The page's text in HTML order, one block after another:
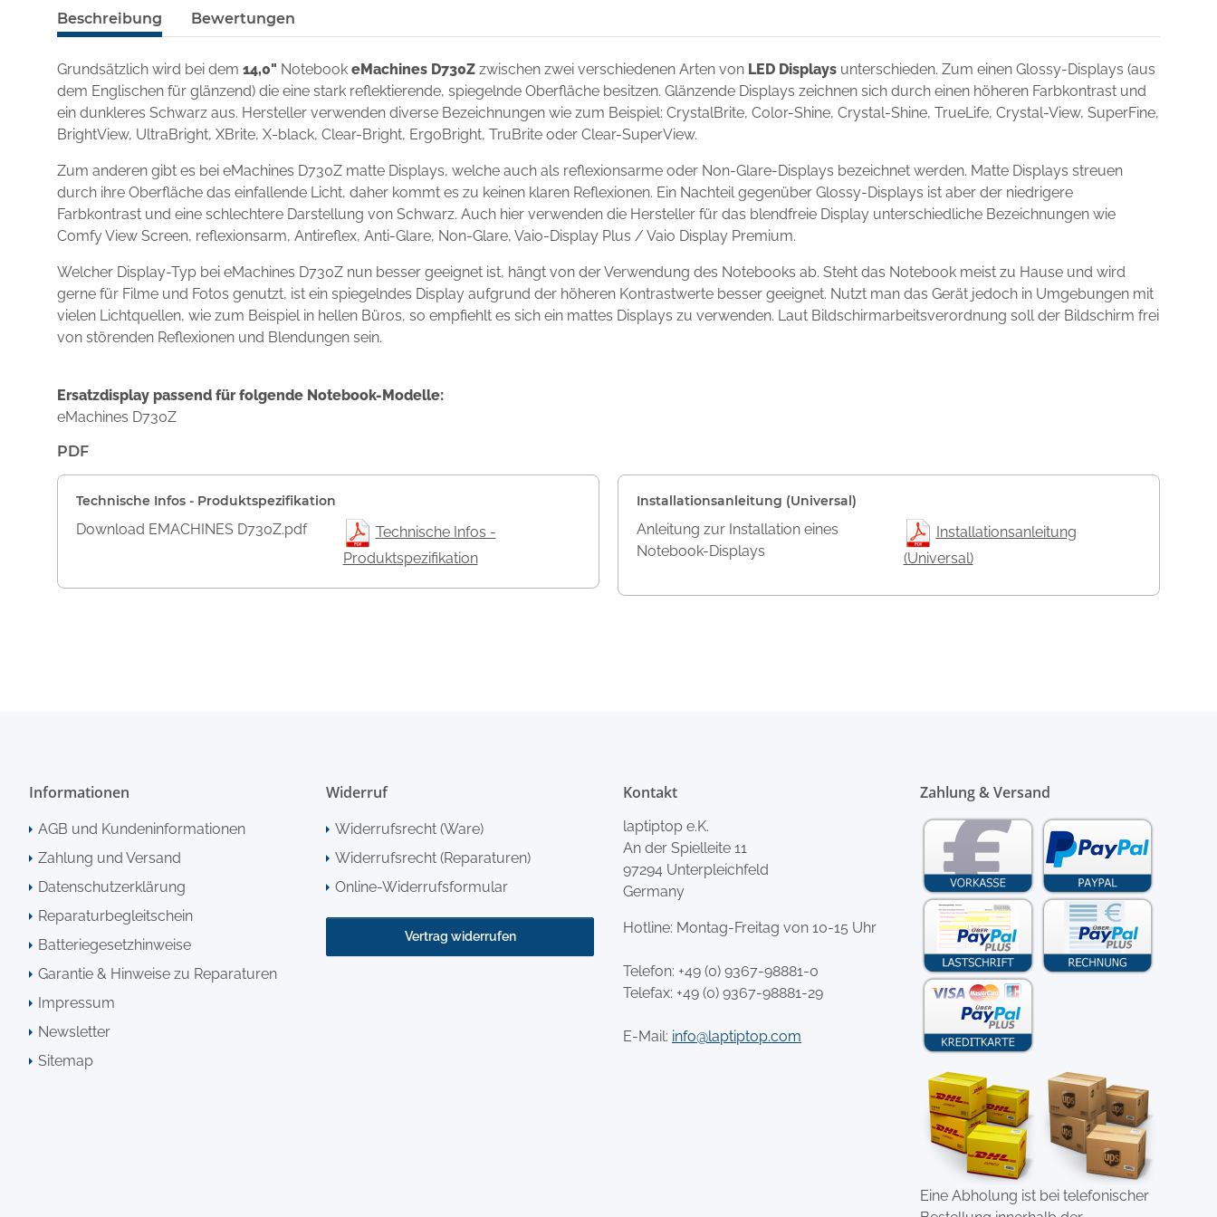
Beschreibung Bewertungen
Grundsätzlich wird bei dem 14,0" Notebook eMachines D730Z zwischen zwei verschiedenen Arten von LED Displays unterschieden. Zum einen Glossy-Displays (aus
dem Englischen für glänzend) die eine stark reflektierende, spiegelnde Oberfläche besitzen. Glänzende Displays zeichnen sich durch einen höheren Farbkontrast und
ein dunkleres Schwarz aus. Hersteller verwenden diverse Bezeichnungen wie zum Beispiel: CrystalBrite, Color-Shine, Crystal-Shine, TrueLife, Crystal-View, SuperFine,
BrightView, UltraBright, XBrite, X-black, Clear-Bright, ErgoBright, TruBrite oder Clear-SuperView.
Zum anderen gibt es bei eMachines D730Z matte Displays, welche auch als reflexionsarme oder Non-Glare-Displays bezeichnet werden. Matte Displays streuen
durch ihre Oberfläche das einfallende Licht, daher kommt es zu keinen klaren Reflexionen. Ein Nachteil gegenüber Glossy-Displays ist aber der niedrigere
Farbkontrast und eine schlechtere Darstellung von Schwarz. Auch hier verwenden die Hersteller für das blendfreie Display unterschiedliche Bezeichnungen wie
Comfy View Screen, reflexionsarm, Antireflex, Anti-Glare, Non-Glare, Vaio-Display Plus / Vaio Display Premium.
Welcher Display-Typ bei eMachines D730Z nun besser geeignet ist, hängt von der Verwendung des Notebooks ab. Steht das Notebook meist zu Hause und wird
gerne für Filme und Fotos genutzt, ist ein spiegelndes Display aufgrund der höheren Kontrastwerte besser geeignet. Nutzt man das Gerät jedoch in Umgebungen mit
vielen Lichtquellen, wie zum Beispiel in hellen Büros, so empfiehlt es sich ein mattes Displays zu verwenden. Laut Bildschirmarbeitsverordnung soll der Bildschirm frei
von störenden Reflexionen und Blendungen sein.
Ersatzdisplay passend für folgende Notebook-Modelle:
eMachines D730Z
PDF
Technische Infos - Produktspezifikation
Download EMACHINES D730Z.pdf
Technische Infos -
Produktspezifikation
Installationsanleitung (Universal)
Anleitung zur Installation eines
Notebook-Displays
Installationsanleitung
(Universal)
Informationen
AGB und Kundeninformationen
Zahlung und Versand
Datenschutzerklärung
Reparaturbegleitschein
Batteriegesetzhinweise
Garantie & Hinweise zu Reparaturen
Impressum
Newsletter
Sitemap
Widerruf
Widerrufsrecht (Ware)
Widerrufsrecht (Reparaturen)
Online-Widerrufsformular
Vertrag widerrufen
Kontakt
laptiptop e.K.
An der Spielleite 11
97294 Unterpleichfeld
Germany
Hotline: Montag-Freitag von 10-15 Uhr
Telefon: +49 (0) 9367-98881-0
Telefax: +49 (0) 9367-98881-29
E-Mail: info@laptiptop.com
Zahlung & Versand
Eine Abholung ist bei telefonischer